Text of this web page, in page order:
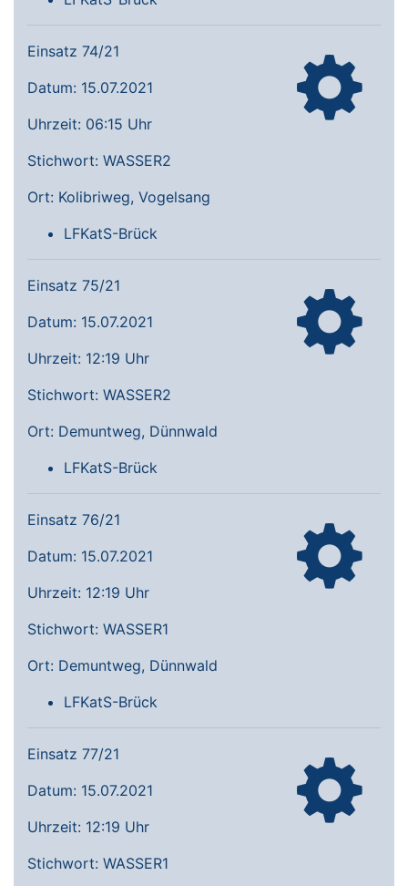
Einsatz 74/21
Datum: 15.07.2021
Uhrzeit: 06:15 Uhr
Stichwort: WASSER2
Ort: Kolibriweg, Vogelsang
LFKatS-Brück
Einsatz 75/21
Datum: 15.07.2021
Uhrzeit: 12:19 Uhr
Stichwort: WASSER2
Ort: Demuntweg, Dünnwald
LFKatS-Brück
Einsatz 76/21
Datum: 15.07.2021
Uhrzeit: 12:19 Uhr
Stichwort: WASSER1
Ort: Demuntweg, Dünnwald
LFKatS-Brück
Einsatz 77/21
Datum: 15.07.2021
Uhrzeit: 12:19 Uhr
Stichwort: WASSER1